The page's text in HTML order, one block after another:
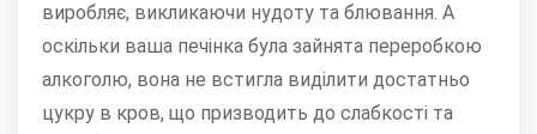
виробляє, викликаючи нудоту та блювання. А
оскільки ваша печінка була зайнята переробкою
алкоголю, вона не встигла виділити достатньо
цукру в кров, що призводить до слабкості та